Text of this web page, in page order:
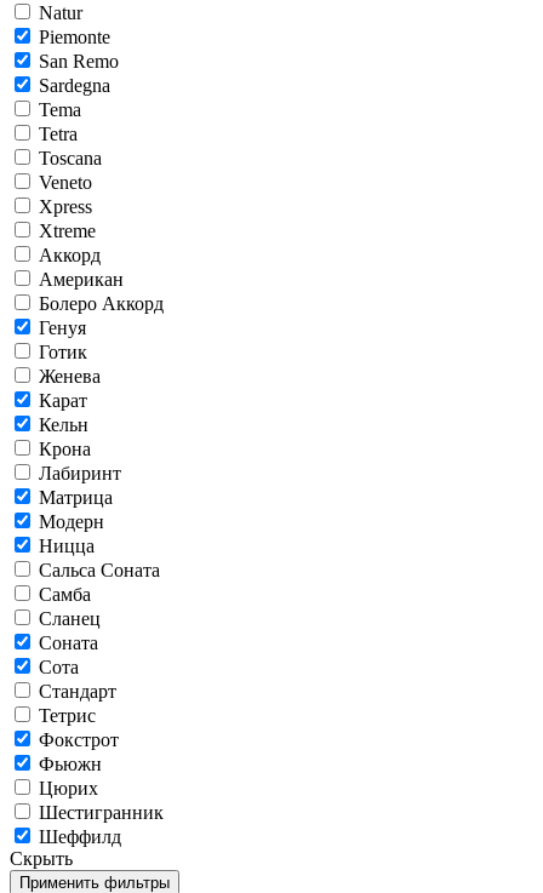
Natur
Piemonte
San Remo
Sardegna
Tema
Tetra
Toscana
Veneto
Xpress
Xtreme
Аккорд
Американ
Болеро Аккорд
Генуя
Готик
Женева
Карат
Кельн
Крона
Лабиринт
Матрица
Модерн
Ницца
Сальса Соната
Самба
Сланец
Соната
Сота
Стандарт
Тетрис
Фокстрот
Фьюжн
Цюрих
Шестигранник
Шеффилд
Скрыть